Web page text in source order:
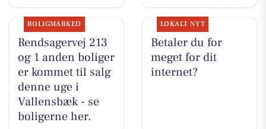
BOLIGMARKED
Rendsagervej 213
og 1 anden boliger
er kommet til salg
denne uge i
Vallensbæk - se
boligerne her.
LOKALT NYT
Betaler du for
meget for dit
internet?